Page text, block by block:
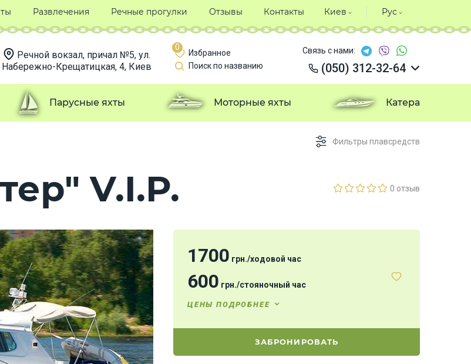
Фильтры плавсредств
0 отзыв
V.I.P.
1700 грн./ходовой час
600 грн./стояночный час
ЦЕНЫ ПОДРОБНЕЕ
ЗАБРОНИРОВАТЬ
Развлечения Речные прогулки Отзывы Контакты Киев Рус
Речной вокзал, причал №5, ул.
Набережно-Крещатицкая, 4, Киев
0
Избранное
Поиск по названию
Связь с нами:
(050) 312-32-64
(050) 312-32-64
(050) 312-32-64
(050) 312-32-64
Парусные яхты Моторные яхты Катера